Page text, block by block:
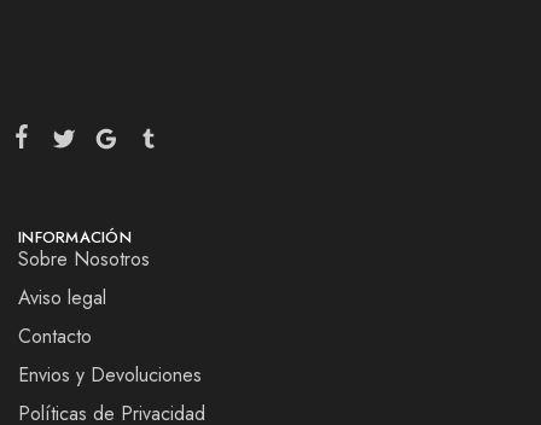
INFORMACIÓN
Sobre Nosotros
Aviso legal
Contacto
Envios y Devoluciones
Políticas de Privacidad